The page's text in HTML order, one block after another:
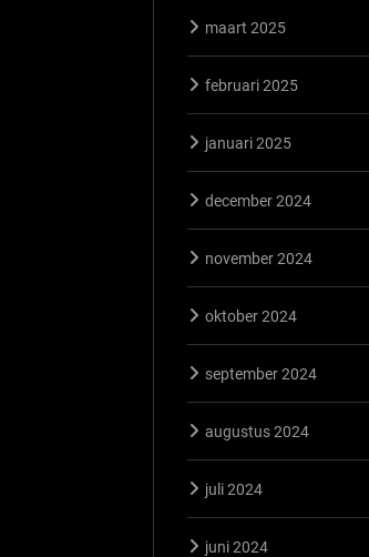
maart 2025
februari 2025
januari 2025
december 2024
november 2024
oktober 2024
september 2024
augustus 2024
juli 2024
juni 2024